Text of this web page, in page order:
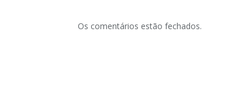
Os comentários estão fechados.